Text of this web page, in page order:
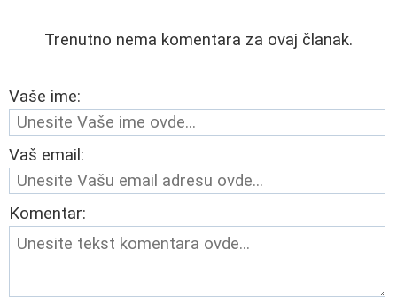
Trenutno nema komentara za ovaj članak.
Vaše ime:
Vaš email:
Komentar: